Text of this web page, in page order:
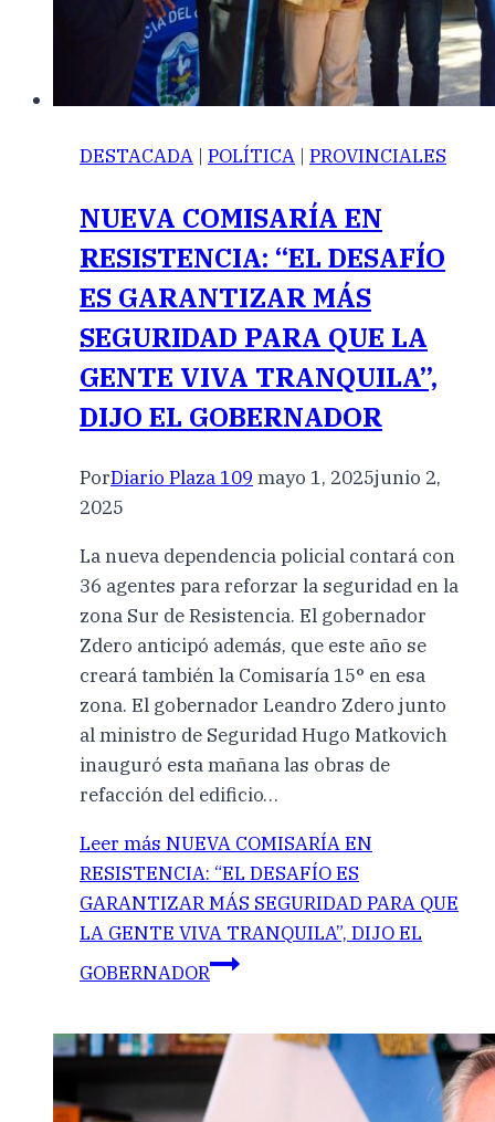
DESTACADA | POLÍTICA | PROVINCIALES
NUEVA COMISARÍA EN
RESISTENCIA: “EL DESAFÍO
ES GARANTIZAR MÁS
SEGURIDAD PARA QUE LA
GENTE VIVA TRANQUILA”,
DIJO EL GOBERNADOR
PorDiario Plaza 109 mayo 1, 2025junio 2,
2025
La nueva dependencia policial contará con
36 agentes para reforzar la seguridad en la
zona Sur de Resistencia. El gobernador
Zdero anticipó además, que este año se
creará también la Comisaría 15° en esa
zona. El gobernador Leandro Zdero junto
al ministro de Seguridad Hugo Matkovich
inauguró esta mañana las obras de
refacción del edificio…
Leer más NUEVA COMISARÍA EN
RESISTENCIA: “EL DESAFÍO ES
GARANTIZAR MÁS SEGURIDAD PARA QUE
LA GENTE VIVA TRANQUILA”, DIJO EL
GOBERNADOR